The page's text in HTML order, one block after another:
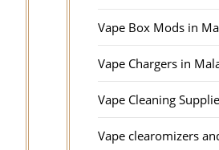
Vape Box Mods in
Vape Chargers in
Vape Cleaning
Vape clearomizers